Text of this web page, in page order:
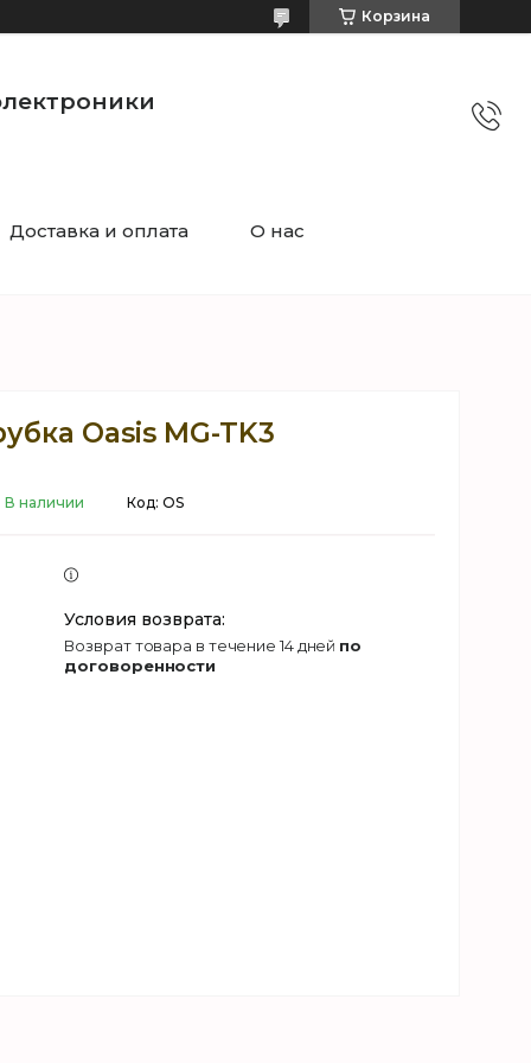
Корзина
Доставка и оплата О нас
Oasis MG-TK3
В наличии Код: OS
возврат товара в течение 14 дней по
договоренности